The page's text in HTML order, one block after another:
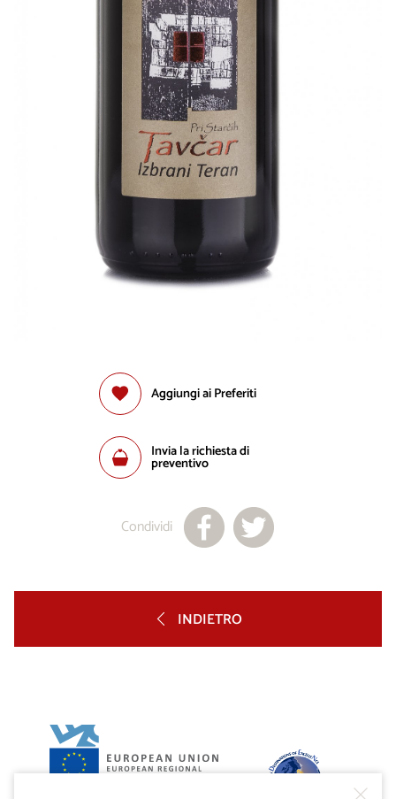
Aggiungi ai Preferiti
Invia la richiesta di
preventivo
Condividi
INDIETRO